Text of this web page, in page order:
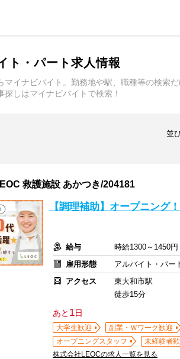
ト・パート求人情報
イナビバイト。勤務地や駅、職種等の検索
しはマイナビバイトで検索！
並
救護施設 あかつき/204181
【調理補助】オープニング
給与
時給1300～1450
雇用形態
アルバイト・パー
アクセス
東大和市駅
徒歩15分
あと 1日
大学生歓迎 副業・Ｗワーク歓迎
オープニングスタッフ
未経験者
株式会社LEOCの求人一覧を見る